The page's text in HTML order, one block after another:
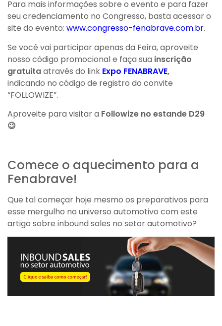
Para mais informações sobre o evento e para fazer
seu credenciamento no Congresso, basta acessar o
site do evento: www.congresso-fenabrave.com.br.
Se você vai participar apenas da Feira, aproveite
nosso código promocional e faça sua inscrição
gratuitaatravés do link Expo FENABRAVE,
indicando no código de registro do convite
“FOLLOWIZE”.
Aproveite para visitar a Followize no estande D29
😉
Comece o aquecimento para a
Fenabrave!
Que tal começar hoje mesmo os preparativos para
esse mergulho no universo automotivo com este
artigo sobre inbound sales no setor automotivo?